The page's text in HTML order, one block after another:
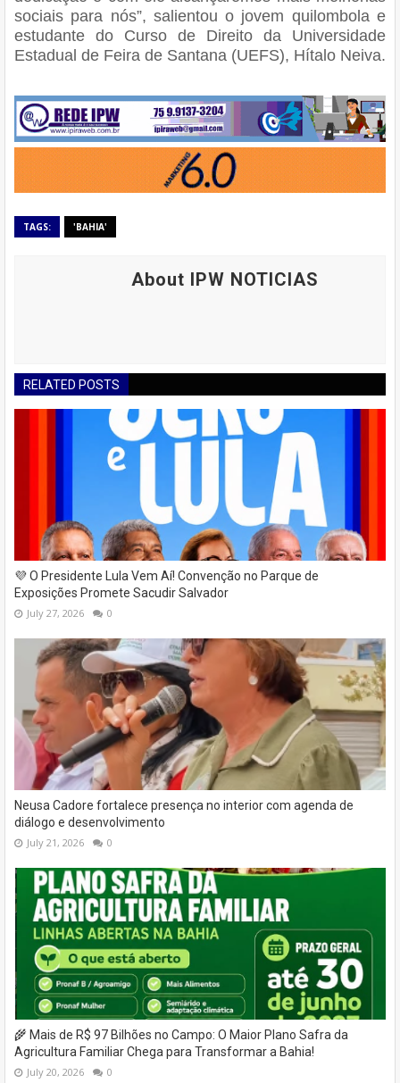
sociais para nós”, salientou o jovem quilombola e
estudante do Curso de Direito da Universidade
Estadual de Feira de Santana (UEFS), Hítalo Neiva.
TAGS: 'BAHIA'
About IPW NOTICIAS
RELATED POSTS
💜 O Presidente Lula Vem Aí! Convenção no Parque de
Exposições Promete Sacudir Salvador
July 27, 2026 0
Neusa Cadore fortalece presença no interior com agenda de
diálogo e desenvolvimento
July 21, 2026 0
🌾 Mais de R$ 97 Bilhões no Campo: O Maior Plano Safra da
Agricultura Familiar Chega para Transformar a Bahia!
July 20, 2026 0